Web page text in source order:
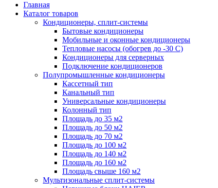
Главная
Каталог товаров
Кондиционеры, сплит-системы
Бытовые кондиционеры
Мобильные и оконные кондиционеры
Тепловые насосы (обогрев до -30 C)
Кондиционеры для серверных
Подключение кондиционеров
Полупромышленные кондиционеры
Кассетный тип
Канальный тип
Универсальные кондиционеры
Колонный тип
Площадь до 35 м2
Площадь до 50 м2
Площадь до 70 м2
Площадь до 100 м2
Площадь до 140 м2
Площадь до 160 м2
Площадь свыше 160 м2
Мультизональные сплит-системы